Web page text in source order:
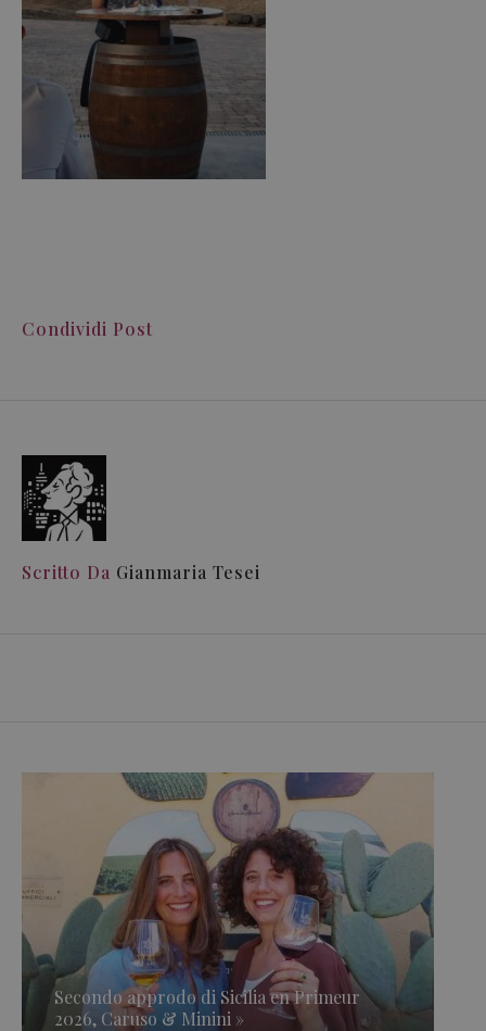
Condividi Post
Scritto Da Gianmaria Tesei
Secondo approdo di Sicilia en Primeur
2026, Caruso & Minini »